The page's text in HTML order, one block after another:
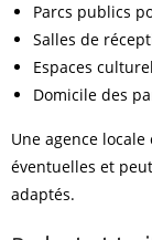
Parcs publics
Salles de
Espaces
Domicile des
Une agence
éventuelles et
adaptés.